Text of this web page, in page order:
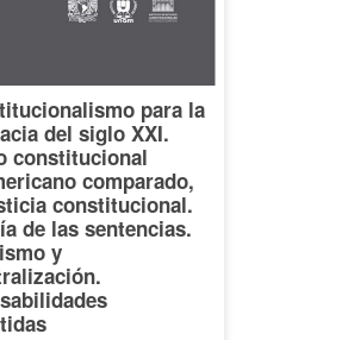
para la
del siglo XXI.
constitucional
comparado,
constitucional.
de las sentencias.
y